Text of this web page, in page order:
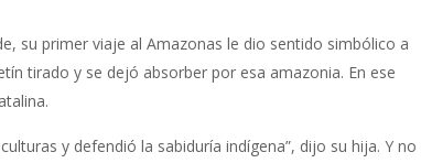
su primer viaje al Amazonas le dio sentido simbólico a
tirado y se dejó absorber por esa amazonia. En ese
y defendió la sabiduría indígena”, dijo su hija. Y no